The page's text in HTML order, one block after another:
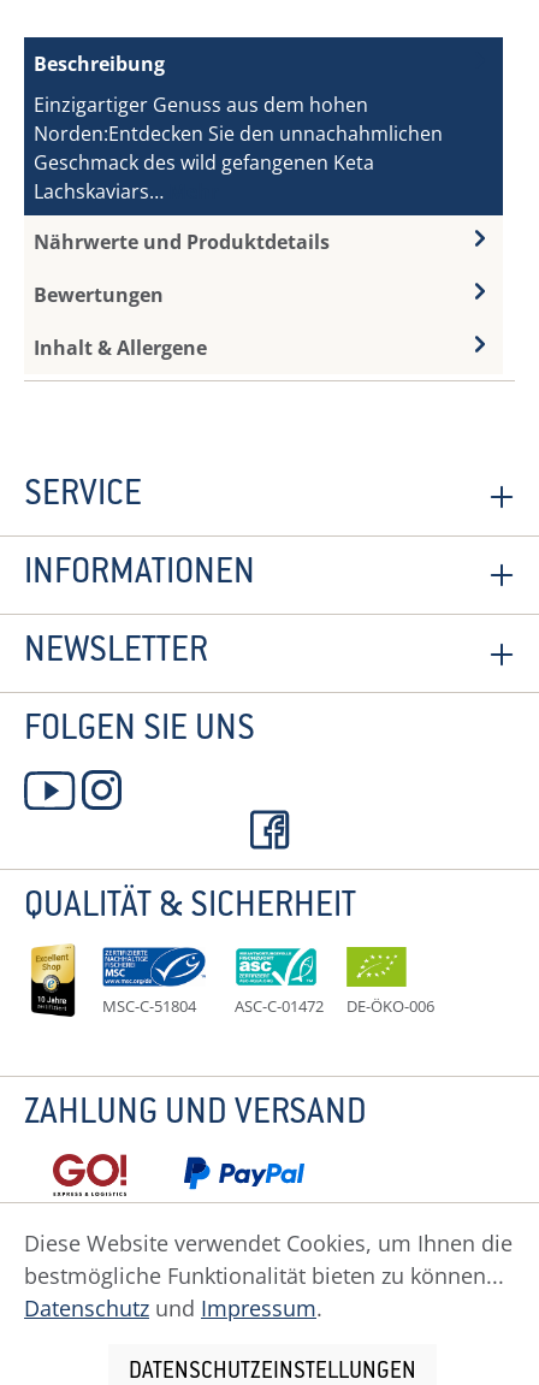
Beschreibung
Einzigartiger Genuss aus dem hohen
Norden:Entdecken Sie den unnachahmlichen
Geschmack des wild gefangenen Keta
Lachskaviars…
Nährwerte und Produktdetails
Bewertungen
Inhalt & Allergene
SERVICE
INFORMATIONEN
NEWSLETTER
FOLGEN SIE UNS
QUALITÄT & SICHERHEIT
MSC-C-51804 ASC-C-01472 DE-ÖKO-006
ZAHLUNG UND VERSAND
Datenschutz Impressum
Widerruf
Widerrufsformular
AGB Zahlung
Cookie Einstellungen
Diese Website verwendet Cookies, um Ihnen die
bestmögliche Funktionalität bieten zu können...
Datenschutz und Impressum.
DATENSCHUTZEINSTELLUNGEN